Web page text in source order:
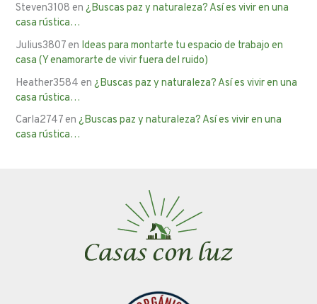
Steven3108 en¿Buscas paz y naturaleza? Así es vivir en una
casa rústica…
Julius3807en Ideas para montarte tu espacio de trabajo en
casa (Y enamorarte de vivir fuera del ruido)
Heather3584 en¿Buscas paz y naturaleza? Así es vivir en una
casa rústica…
Carla2747en¿Buscas paz y naturaleza? Así es vivir en una
casa rústica…